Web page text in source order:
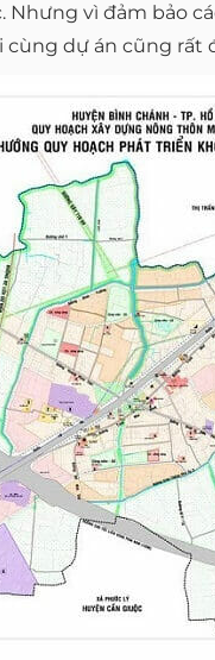
Nhưng vì đảm bảo
dự án cũng rất